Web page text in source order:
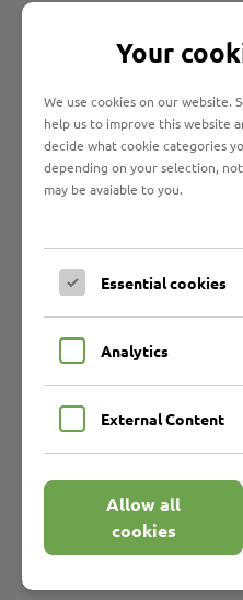
beim Grund-Sicherungs-
Was ist Ambulant
Das
mit
Wir
Bedarf. Das hat der
unterstützen Sie nun da, wo
Your
We use cookies on our website.
help us to improve this website
decide what cookie categories
depending on your selection,
may be avaiable to you.
Essential cookies
Analytics
External Content
Allow all
cookies